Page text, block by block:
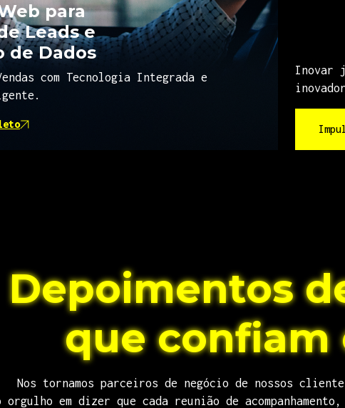
para
Leads e
de Dados
com Tecnologia Integrada e
Inovar
Depoimentos
que confiam
Nos tornamos parceiros de negócio de nossos
orgulho em dizer que cada reunião de